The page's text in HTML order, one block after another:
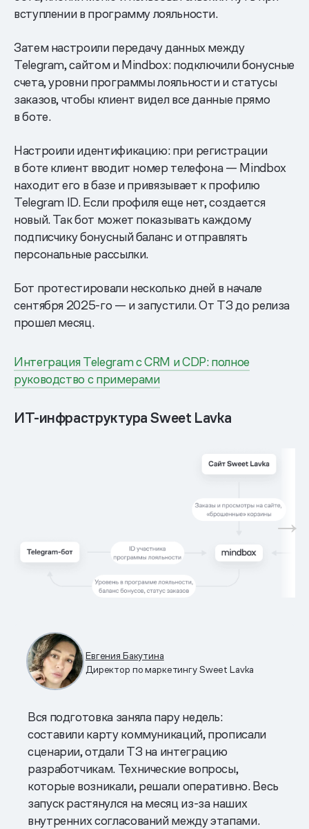
вступлении в программу лояльности.
Затем настроили передачу данных между
Telegram, сайтом и Mindbox: подключили бонусные
счета, уровни программы лояльности и статусы
заказов, чтобы клиент видел все данные прямо
в боте.
Настроили идентификацию: при регистрации
в боте клиент вводит номер телефона — Mindbox
находит его в базе и привязывает к профилю
Telegram ID. Если профиля еще нет, создается
новый. Так бот может показывать каждому
подписчику бонусный баланс и отправлять
персональные рассылки.
Бот протестировали несколько дней в начале
сентября 2025-го — и запустили. От ТЗ до релиза
прошел месяц.
Интеграция Telegram с CRM и CDP: полное
руководство с примерами
ИТ-инфраструктура Sweet Lavka
Евгения Бакутина
Директор по маркетингу Sweet Lavka
Вся подготовка заняла пару недель:
составили карту коммуникаций, прописали
сценарии, отдали ТЗ на интеграцию
разработчикам. Технические вопросы,
которые возникали, решали оперативно. Весь
запуск растянулся на месяц из-за наших
внутренних согласований между этапами.